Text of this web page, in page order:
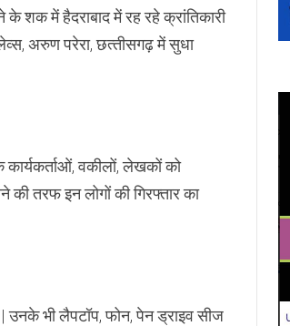
के शक में हैदराबाद में रह रहे क्रांतिकारी
अरुण परेरा, छत्‍तीसगढ़ में सुधा
कार्यकर्ताओं, वकीलों, लेखकों को
तरफ इन लोगों की गिरफ्तार का
| उनके भी लैपटॉप, फोन, पेन ड्राइव सीज